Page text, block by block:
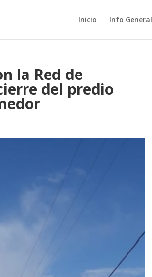
Inicio Info General
la Red de
del predio